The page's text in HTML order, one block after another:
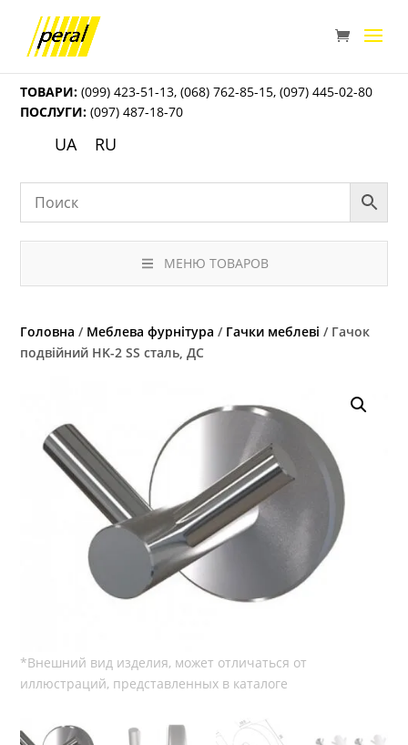
ТОВАРИ: (099) 423-51-13,(068) 762-85-15,(097) 445-02-80
ПОСЛУГИ: (097) 487-18-70
UA RU
МЕНЮ ТОВАРОВ
Головна / Меблева фурнітура / Гачки меблеві / Гачок
подвійний HK-2 SS сталь, ДС